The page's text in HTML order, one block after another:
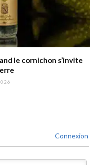
le cornichon s’invite
Connexion